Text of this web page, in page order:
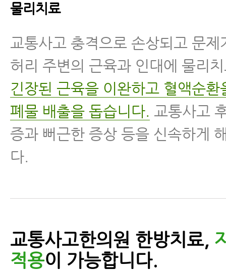
물리치료
교통사고 충격으로 손상되고 문제
허리 주변의 근육과 인대에 물리
긴장된 근육을 이완하고 혈액순환
폐물 배출을 돕습니다. 교통사고
증과 뻐근한 증상 등을 신속하게
다.
교통사고한의원 한방치료,
적용이 가능합니다.